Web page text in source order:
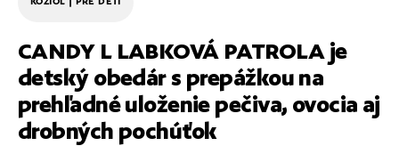
KOZIOL | PRE DETI
CANDY L LABKOVÁ PATROLA je
detský obedár s prepážkou na
prehľadné uloženie pečiva, ovocia aj
drobných pochúťok